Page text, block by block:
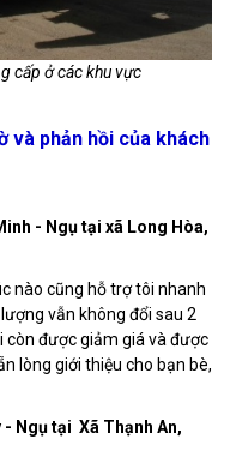
cấp ở các khu vực
và phản hồi của khách
- Ngụ tại xã Long Hòa,
nào cũng hỗ trợ tôi nhanh
vẫn không đổi sau 2
còn được giảm giá và được
lòng giới thiệu cho bạn bè,
- Ngụ tại Xã Thạnh An,